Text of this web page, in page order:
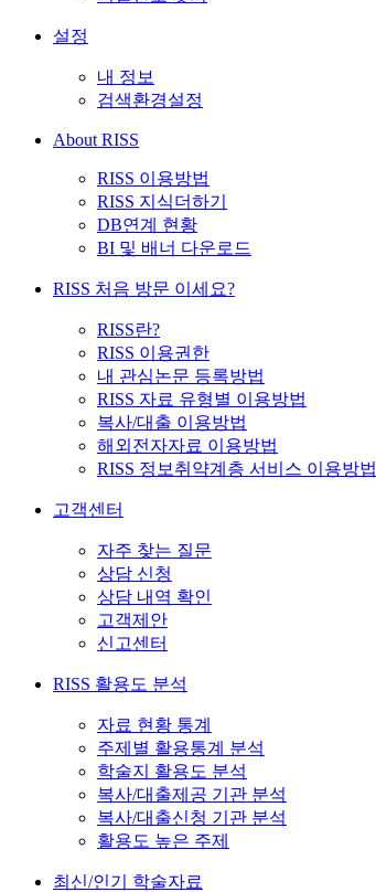
설정
내 정보
검색환경설정
About RISS
RISS 이용방법
RISS 지식더하기
DB연계 현황
BI 및 배너 다운로드
RISS 처음 방문 이세요?
RISS란?
RISS 이용권한
내 관심논문 등록방법
RISS 자료 유형별 이용방법
복사/대출 이용방법
해외전자자료 이용방법
RISS 정보취약계층 서비스 이용방법
고객센터
자주 찾는 질문
상담 신청
상담 내역 확인
고객제안
신고센터
RISS 활용도 분석
자료 현황 통계
주제별 활용통계 분석
학술지 활용도 분석
복사/대출제공 기관 분석
복사/대출신청 기관 분석
활용도 높은 주제
최신/인기 학술자료